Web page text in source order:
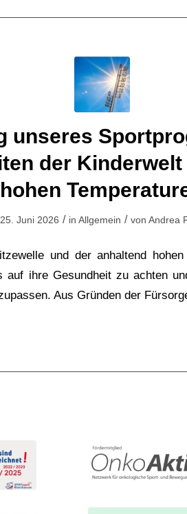
unseres
der
hohen
25. Juni 2026 / in Allgemein / von Andrea
und der anhaltend
auf ihre Gesundheit zu achten
Aus Gründen der